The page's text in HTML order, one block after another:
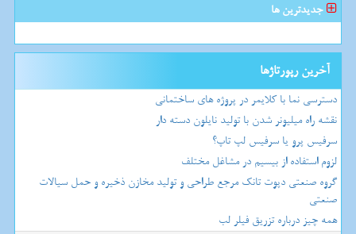
جدیدترین ها
آخرین رپورتاژها
دسترسی نما با کلایمر در پروژه های ساختمانی
نقشه راه میلیونر شدن با تولید نایلون دسته دار
سرفیس پرو یا سرفیس لپ تاپ؟
لزوم استفاده از بیسیم در مشاغل مختلف
گروه صنعتی دپوت تانک مرجع طراحی و تولید مخازن ذخیره و حمل سیالات
صنعتی
همه چیز درباره تزریق فیلر لب